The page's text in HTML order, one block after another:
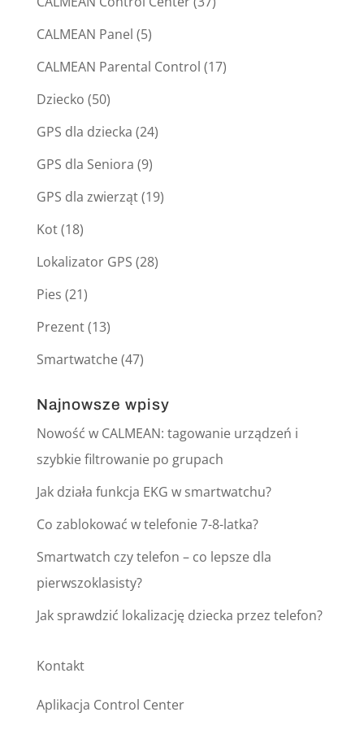
CALMEAN Panel (5)
CALMEAN Parental Control (17)
Dziecko (50)
GPS dla dziecka (24)
GPS dla Seniora (9)
GPS dla zwierząt(19)
Kot(18)
Lokalizator GPS (28)
Pies (21)
Prezent(13)
Smartwatche(47)
Najnowsze wpisy
Nowość w CALMEAN: tagowanie urządzeń i
szybkie filtrowanie po grupach
Jak działa funkcja EKG w smartwatchu?
Co zablokować w telefonie 7-8-latka?
Smartwatch czy telefon – co lepsze dla
pierwszoklasisty?
Jak sprawdzić lokalizację dziecka przez telefon?
Kontakt
Aplikacja Control Center